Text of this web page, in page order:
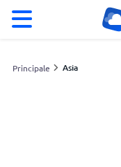
°F °C
Principale Asia